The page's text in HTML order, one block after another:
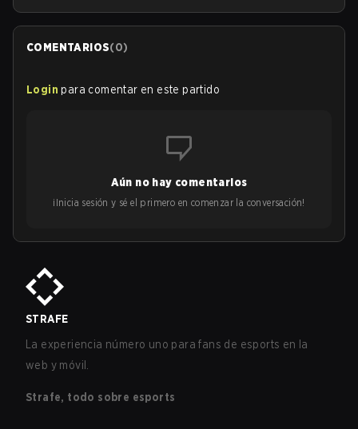
COMENTARIOS(0)
Login para comentar en este partido
Aún no hay comentarios
¡Inicia sesión y sé el primero en comenzar la conversación!
STRAFE
La experiencia número uno para fans de esports en la
web y móvil.
Strafe, todo sobre esports